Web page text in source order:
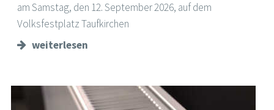
am Samstag, den 12. September 2026, auf dem
Volksfestplatz Taufkirchen
weiterlesen